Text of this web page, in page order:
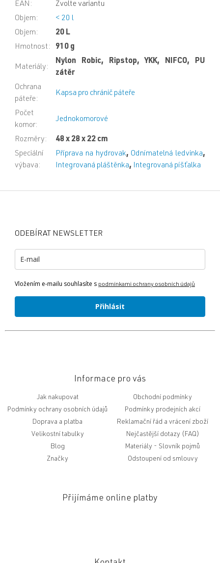
EAN :
Zvolte variantu
Objem:
< 20 l
Objem:
20 L
Hmotnost: 910 g
Materiály:
Nylon Robic, Ripstop, YKK, NIFCO, PU
zátěr
Ochrana
páteře:
Kapsa pro chránič páteře
Počet
komor:
Jednokomorové
Rozměry:
48 x 28 x 22 cm
Speciální
výbava:
Příprava na hydrovak, Odnímatelná ledvinka,
Integrovaná pláštěnka, Integrovaná píšťalka
ODEBÍRAT NEWSLETTER
Vložením e-mailu souhlasíte s podmínkami ochrany osobních údajů
Přihlásit
Informace pro vás
Jak nakupovat
Obchodní podmínky
Podmínky ochrany osobních údajů
Podmínky prodejních akcí
Doprava a platba
Reklamační řád a vrácení zboží
Velikostní tabulky
Nejčastější dotazy (FAQ)
Blog
Slovník pojmů
Značky
Odstoupení od smlouvy
Přijímáme online platby